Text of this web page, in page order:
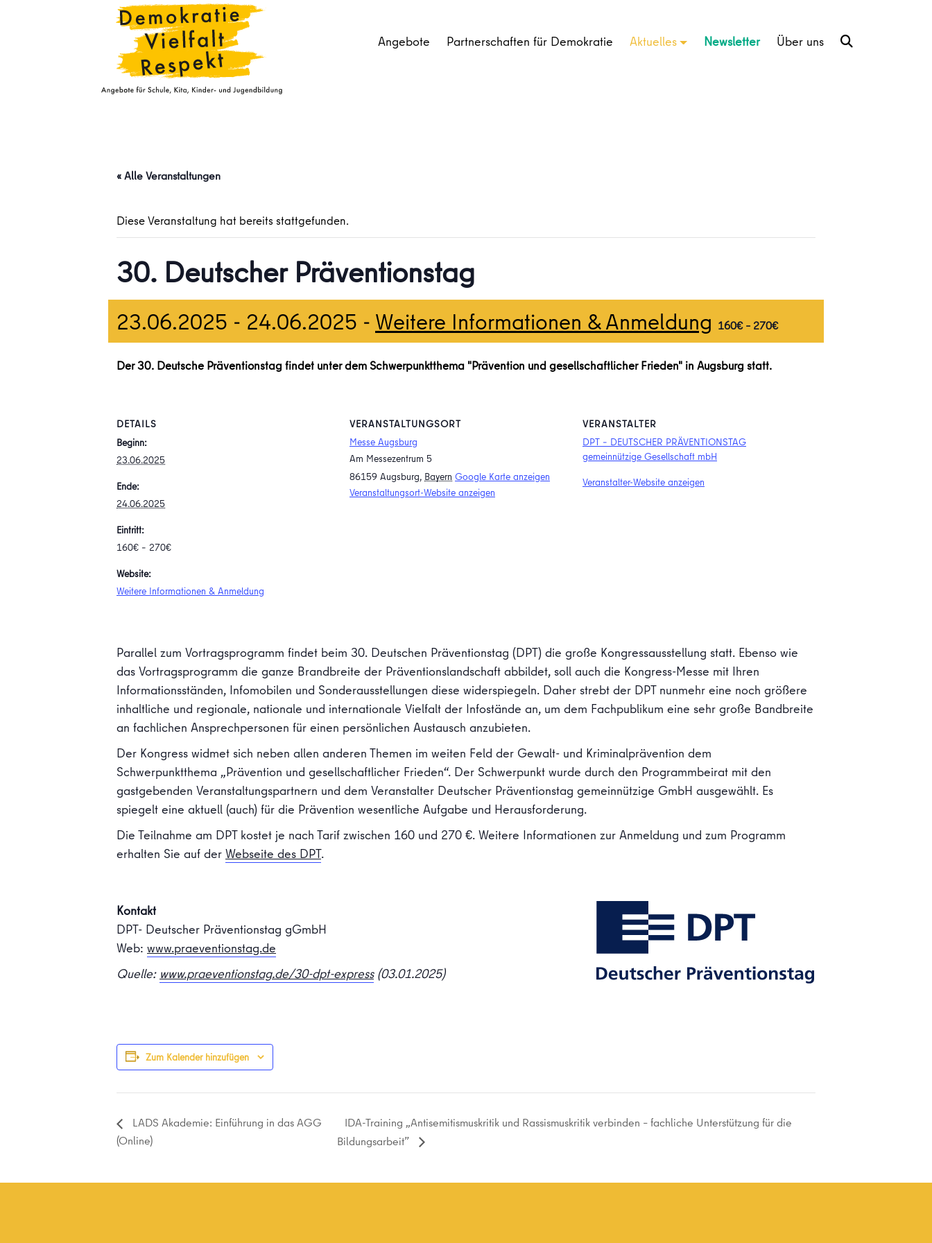
Angebote Partnerschaften für Demokratie Aktuelles Newsletter Über uns
« Alle Veranstaltungen
Diese Veranstaltung hat bereits stattgefunden.
30. Deutscher Präventionstag
23.06.2025 - 24.06.2025 - Weitere Informationen & Anmeldung 160€ – 270€
Der 30. Deutsche Präventionstag findet unter dem Schwerpunktthema "Prävention und gesellschaftlicher Frieden" in Augsburg statt.
DETAILS
Beginn:
23.06.2025
Ende:
24.06.2025
Eintritt:
160€ – 270€
Website:
Weitere Informationen & Anmeldung
VERANSTALTUNGSORT
Messe Augsburg
Am Messezentrum 5
86159 Augsburg, Bayern Google Karte anzeigen
Veranstaltungsort-Website anzeigen
VERANSTALTER
DPT – DEUTSCHER PRÄVENTIONSTAG
gemeinnützige Gesellschaft mbH
Veranstalter-Website anzeigen
Parallel zum Vortragsprogramm findet beim 30. Deutschen Präventionstag (DPT) die große Kongressausstellung statt. Ebenso wie
das Vortragsprogramm die ganze Brandbreite der Präventionslandschaft abbildet, soll auch die Kongress-Messe mit Ihren
Informationsständen, Infomobilen und Sonderausstellungen diese widerspiegeln. Daher strebt der DPT nunmehr eine noch größere
inhaltliche und regionale, nationale und internationale Vielfalt der Infostände an, um dem Fachpublikum eine sehr große Bandbreite
an fachlichen Ansprechpersonen für einen persönlichen Austausch anzubieten.
Der Kongress widmet sich neben allen anderen Themen im weiten Feld der Gewalt- und Kriminalprävention dem
Schwerpunktthema „Prävention und gesellschaftlicher Frieden“. Der Schwerpunkt wurde durch den Programmbeirat mit den
gastgebenden Veranstaltungspartnern und dem Veranstalter Deutscher Präventionstag gemeinnützige GmbH ausgewählt. Es
spiegelt eine aktuell (auch) für die Prävention wesentliche Aufgabe und Herausforderung.
Die Teilnahme am DPT kostet je nach Tarif zwischen 160 und 270 €. Weitere Informationen zur Anmeldung und zum Programm
erhalten Sie auf der Webseite des DPT.
Kontakt
DPT- Deutscher Präventionstag gGmbH
Web: www.praeventionstag.de
Quelle: www.praeventionstag.de/30-dpt-express(03.01.2025)
Zum Kalender hinzufügen
LADS Akademie: Einführung in das AGG
(Online)
IDA-Training „Antisemitismuskritik und Rassismuskritik verbinden – fachliche Unterstützung für die
Bildungsarbeit”